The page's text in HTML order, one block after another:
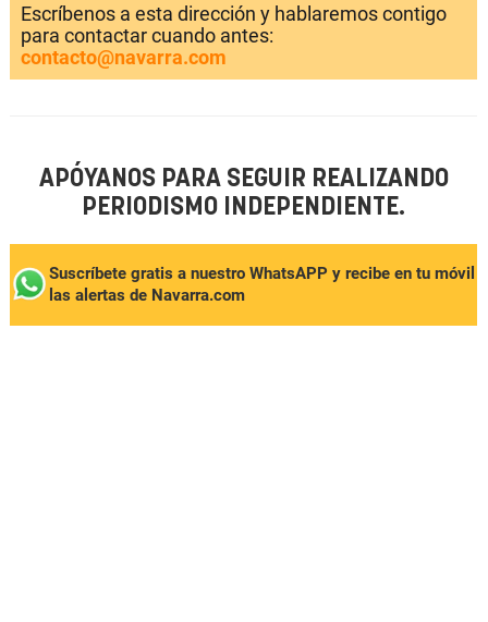
Escríbenos a esta dirección y hablaremos contigo
para contactar cuando antes:
contacto@navarra.com
APÓYANOS PARA SEGUIR REALIZANDO
PERIODISMO INDEPENDIENTE.
Suscríbete gratis a nuestro WhatsAPP y recibe en tu móvil
las alertas de Navarra.com